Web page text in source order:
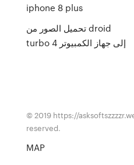
iphone 8 plus
تحميل الصور من droid
turbo 4 إلى جهاز الكمبيوتر
© 2019 https://
reserved.
MAP